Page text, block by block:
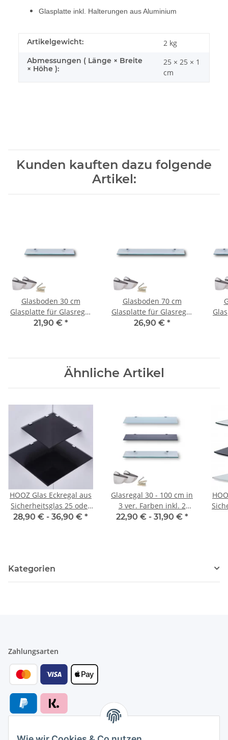
Glasplatte inkl. Halterungen aus Aluminium
Artikelgewicht: 2 kg
Abmessungen ( Länge × Breite
× Höhe ):
25 × 25 × 1
cm
Kunden kauften dazu folgende
Artikel:
Glasboden 30 cm
Glasplatte für Glasregal
Glasscheibe Regalhalter
21,90 € *
Glasboden 70 cm
Glasplatte für Glasregal
Glasscheibe Regalhalter
26,90 € *
Ähnliche Artikel
HOOZ Glas Eckregal aus
Sicherheitsglas 25 oder
35 cm in 3
28,90 € - 36,90 € *
Glasregal 30 - 100 cm in
3 ver. Farben inkl. 2
verchromte Halterungen
22,90 € - 31,90 € *
Kategorien
Zahlungsarten